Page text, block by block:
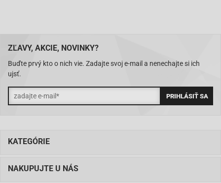
ZĽAVY, AKCIE, NOVINKY?
Buďte prvý kto o nich vie. Zadajte svoj e-mail a nenechajte si ich
ujsť.
KATEGÓRIE
NAKUPUJTE U NÁS